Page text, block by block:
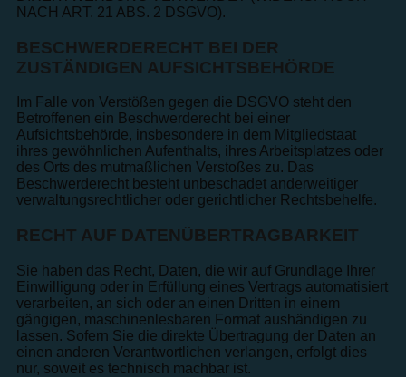
NACH ART. 21 ABS. 2 DSGVO).
BESCHWERDE­RECHT BEI DER
ZUSTÄNDIGEN AUFSICHTS­BEHÖRDE
Im Falle von Verstößen gegen die DSGVO steht den
Betroffenen ein Beschwerderecht bei einer
Aufsichtsbehörde, insbesondere in dem Mitgliedstaat
ihres gewöhnlichen Aufenthalts, ihres Arbeitsplatzes oder
des Orts des mutmaßlichen Verstoßes zu. Das
Beschwerderecht besteht unbeschadet anderweitiger
verwaltungsrechtlicher oder gerichtlicher Rechtsbehelfe.
RECHT AUF DATEN­ÜBERTRAG­BARKEIT
Sie haben das Recht, Daten, die wir auf Grundlage Ihrer
Einwilligung oder in Erfüllung eines Vertrags automatisiert
verarbeiten, an sich oder an einen Dritten in einem
gängigen, maschinenlesbaren Format aushändigen zu
lassen. Sofern Sie die direkte Übertragung der Daten an
einen anderen Verantwortlichen verlangen, erfolgt dies
nur, soweit es technisch machbar ist.